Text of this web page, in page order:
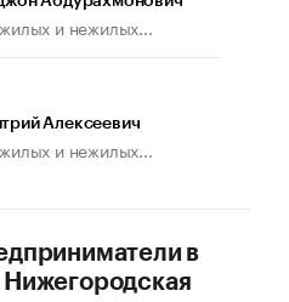
иначе». Как живет глава
и нежилых...
Алексеевич
и нежилых...
в